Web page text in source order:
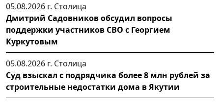
05.08.2026 г. Столица
Дмитрий Садовников обсудил вопросы
поддержки участников СВО с Георгием
Куркутовым
05.08.2026 г. Столица
Суд взыскал с подрядчика более 8 млн рублей за
строительные недостатки дома в Якутии